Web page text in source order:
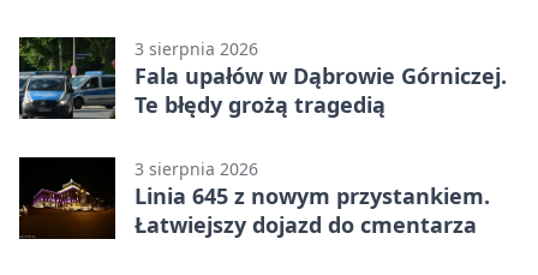
3 sierpnia 2026
Fala upałów w Dąbrowie Górniczej.
Te błędy grożą tragedią
3 sierpnia 2026
Linia 645 z nowym przystankiem.
Łatwiejszy dojazd do cmentarza